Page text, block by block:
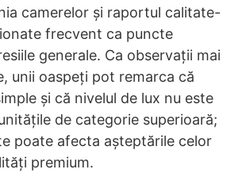
camerelor și raportul calitate-
frecvent ca puncte
generale. Ca observații mai
unii oaspeți pot remarca că
și că nivelul de lux nu este
de categorie superioară;
poate afecta așteptările celor
premium.